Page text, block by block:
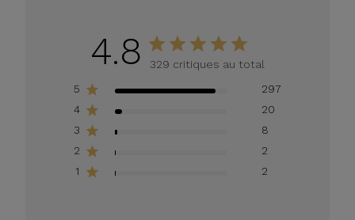
4.8
329 critiques au total
5
297
4
20
3
8
2
2
1
2